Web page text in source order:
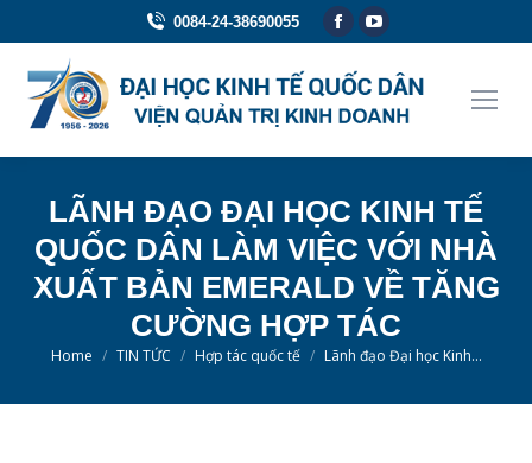
0084-24-38690055
Facebook
opens
in
YouTube
opens
in
LÃNH ĐẠO ĐẠI HỌC KINH TẾ
QUỐC DÂN LÀM VIỆC VỚI NHÀ
XUẤT BẢN EMERALD VỀ TĂNG
CƯỜNG HỢP TÁC
You are here:
Home TIN TỨC Hợp tác quốc tế Lãnh đạo Đại học Kinh…